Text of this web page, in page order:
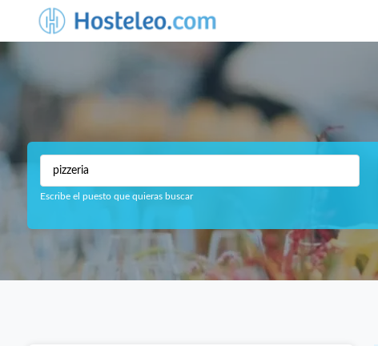
Escribe el puesto que quieras buscar